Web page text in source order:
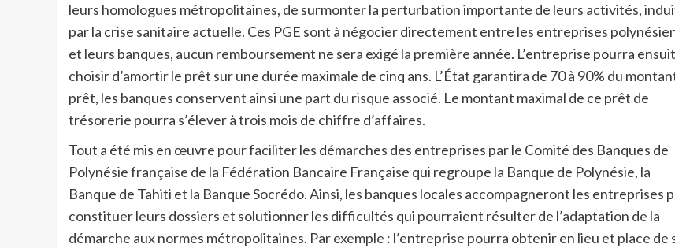
leurs homologues métropolitaines, de surmonter la perturbation importante de leurs activités,
par la crise sanitaire actuelle. Ces PGE sont à négocier directement entre les entreprises
et leurs banques, aucun remboursement ne sera exigé la première année. L’entreprise pourra
choisir d’amortir le prêt sur une durée maximale de cinq ans. L’État garantira de 70 à 90% du
prêt, les banques conservent ainsi une part du risque associé. Le montant maximal de ce prêt de
trésorerie pourra s’élever à trois mois de chiffre d’affaires.
Tout a été mis en œuvre pour faciliter les démarches des entreprises par le Comité des Banques de
Polynésie française de la Fédération Bancaire Française qui regroupe la Banque de Polynésie, la
Banque de Tahiti et la Banque Socrédo. Ainsi, les banques locales accompagneront les entreprises
constituer leurs dossiers et solutionner les difficultés qui pourraient résulter de l’adaptation de la
démarche aux normes métropolitaines. Par exemple : l’entreprise pourra obtenir en lieu et place de